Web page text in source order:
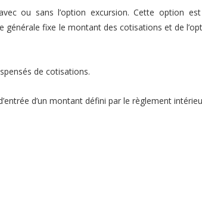
ou sans l’option excursion. Cette option
générale fixe le montant des cotisations et de
de cotisations.
d’un montant défini par le règlement